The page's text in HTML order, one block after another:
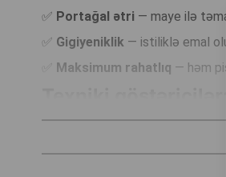
✅ Portağal ətri — maye ilə
✅ Gigiyeniklik — istiliklə emal
Maksimum rahatlıq — həm
🔹 Qablaşdırma: 5L və 10L (PE